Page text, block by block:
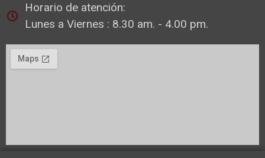
Horario de atención:
Lunes a Viernes : 8.30 am. - 4.00 pm.